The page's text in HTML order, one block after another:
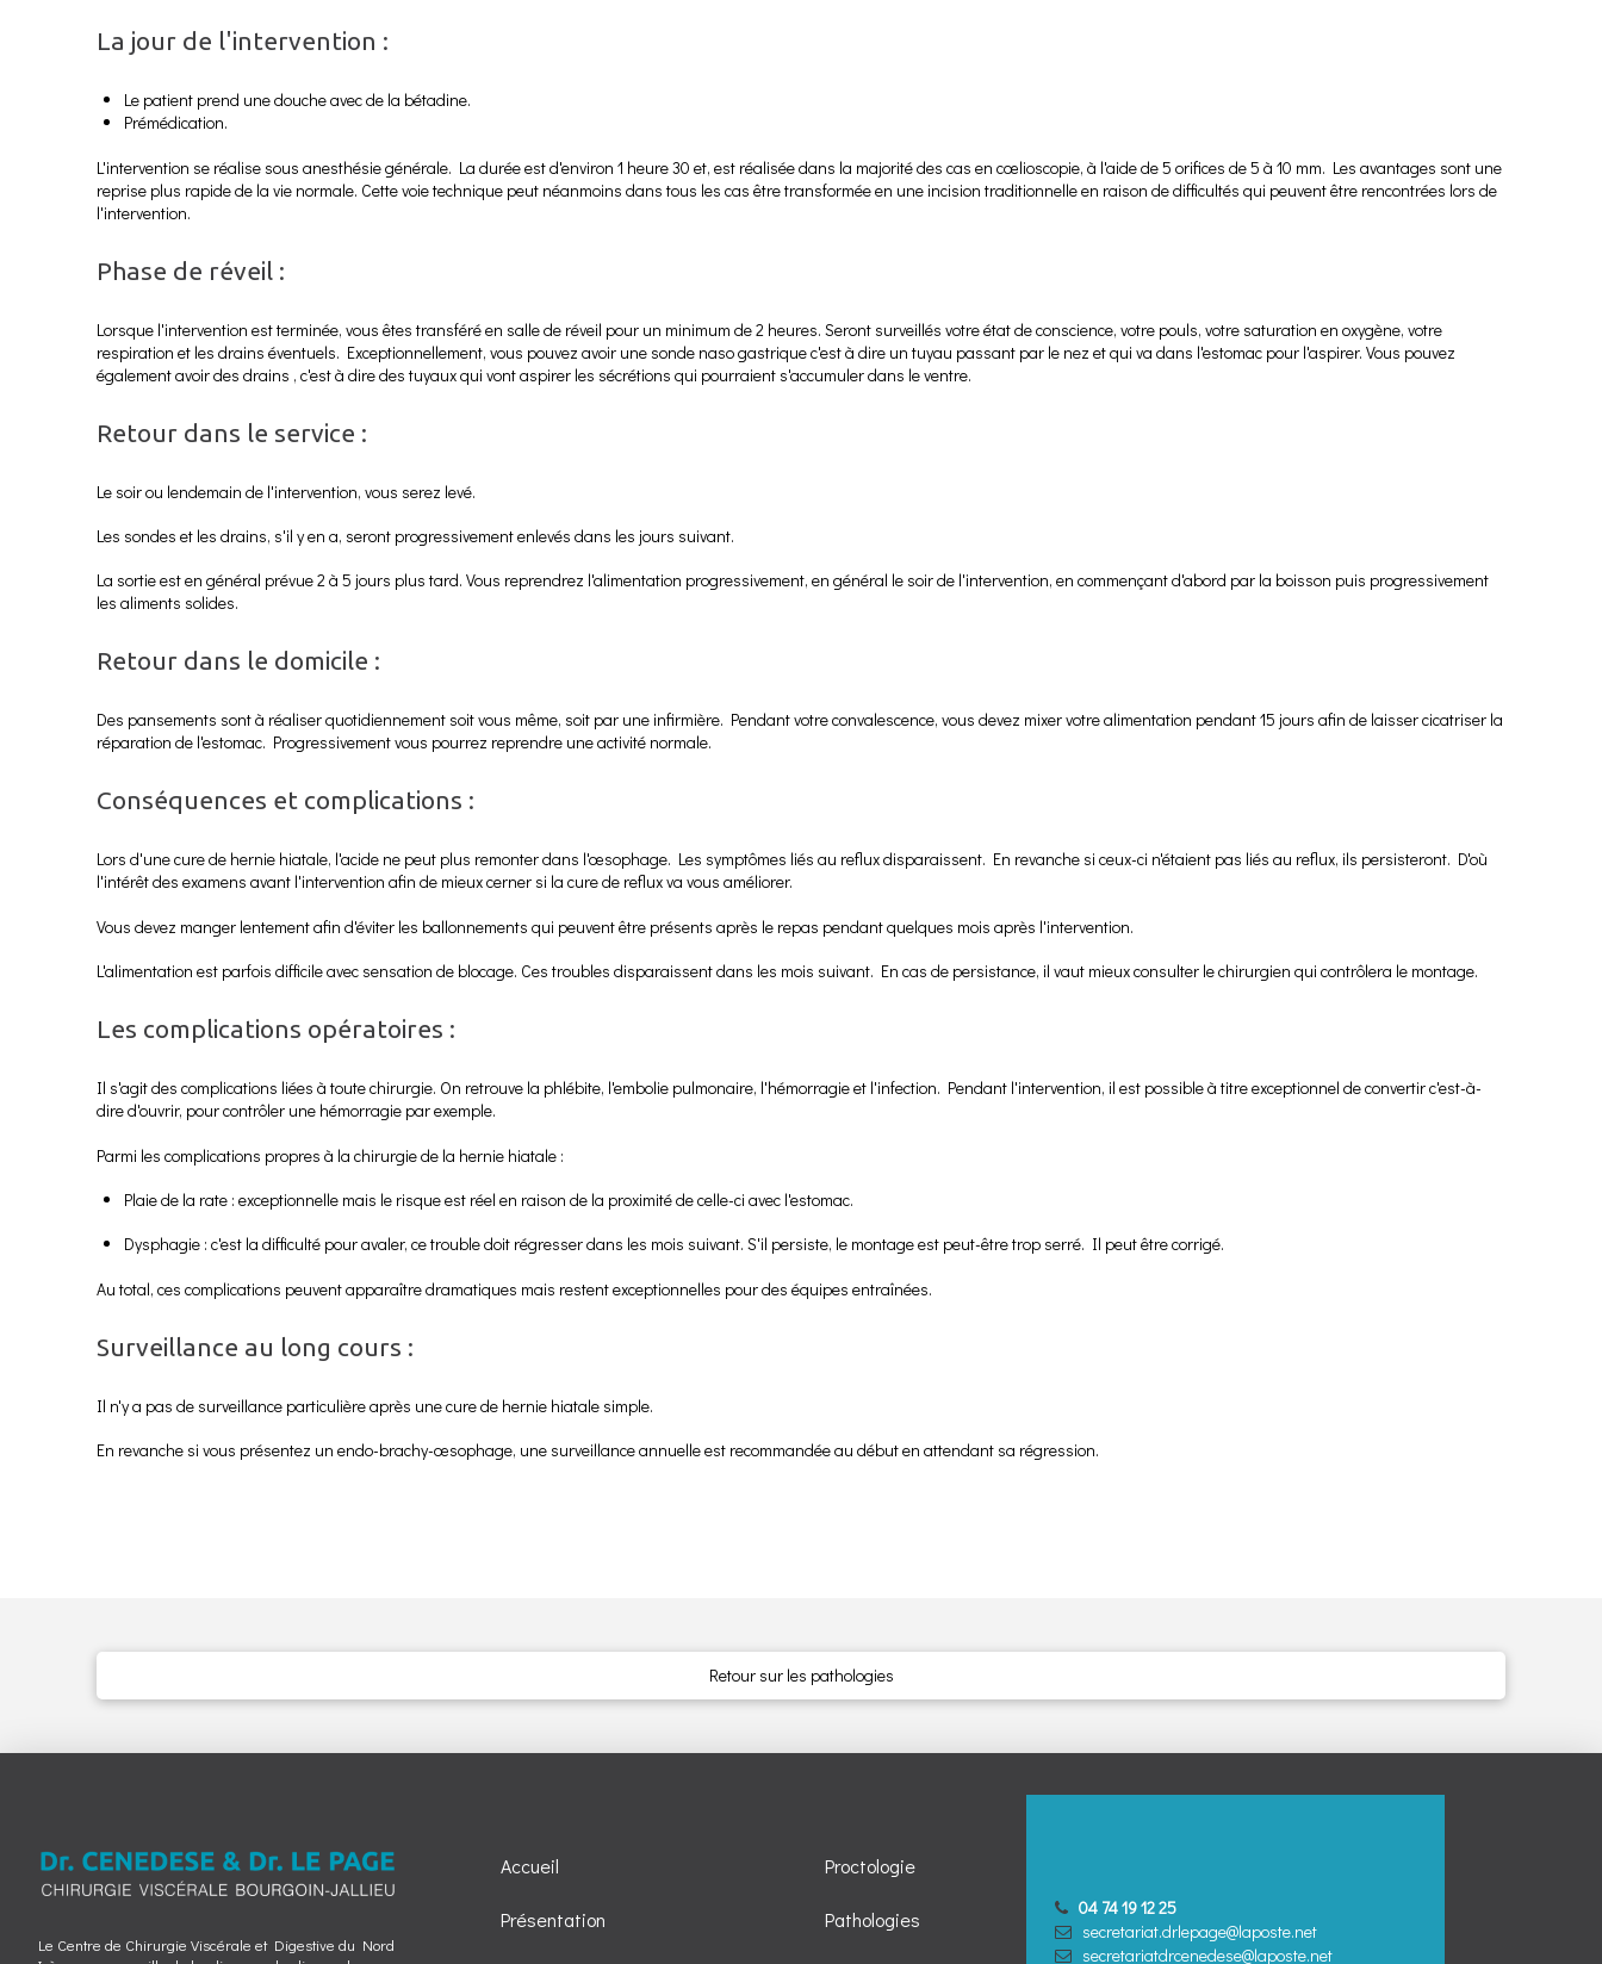
La jour de l'intervention :
Le patient prend une douche avec de la bétadine.
Prémédication.
L'intervention se réalise sous anesthésie générale. La durée est d'environ 1 heure 30 et, est réalisée dans la majorité des cas en cœlioscopie, à l'aide de 5 orifices de 5 à 10 mm. Les avantages sont une
reprise plus rapide de la vie normale. Cette voie technique peut néanmoins dans tous les cas être transformée en une incision traditionnelle en raison de difficultés qui peuvent être rencontrées lors de
l'intervention.
Phase de réveil :
Lorsque l'intervention est terminée, vous êtes transféré en salle de réveil pour un minimum de 2 heures. Seront surveillés votre état de conscience, votre pouls, votre saturation en oxygène, votre
respiration et les drains éventuels. Exceptionnellement, vous pouvez avoir une sonde naso gastrique c'est à dire un tuyau passant par le nez et qui va dans l'estomac pour l'aspirer. Vous pouvez
également avoir des drains , c'est à dire des tuyaux qui vont aspirer les sécrétions qui pourraient s'accumuler dans le ventre.
Retour dans le service :
Le soir ou lendemain de l'intervention, vous serez levé.
Les sondes et les drains, s'il y en a, seront progressivement enlevés dans les jours suivant.
La sortie est en général prévue 2 à 5 jours plus tard. Vous reprendrez l'alimentation progressivement, en général le soir de l'intervention, en commençant d'abord par la boisson puis progressivement
les aliments solides.
Retour dans le domicile :
Des pansements sont à réaliser quotidiennement soit vous même, soit par une infirmière. Pendant votre convalescence, vous devez mixer votre alimentation pendant 15 jours afin de laisser cicatriser la
réparation de l'estomac. Progressivement vous pourrez reprendre une activité normale.
Conséquences et complications :
Lors d'une cure de hernie hiatale, l'acide ne peut plus remonter dans l'œsophage. Les symptômes liés au reflux disparaissent. En revanche si ceux-ci n'étaient pas liés au reflux, ils persisteront. D'où
l'intérêt des examens avant l'intervention afin de mieux cerner si la cure de reflux va vous améliorer.
Vous devez manger lentement afin d'éviter les ballonnements qui peuvent être présents après le repas pendant quelques mois après l'intervention.
L'alimentation est parfois difficile avec sensation de blocage. Ces troubles disparaissent dans les mois suivant. En cas de persistance, il vaut mieux consulter le chirurgien qui contrôlera le montage.
Les complications opératoires :
Il s'agit des complications liées à toute chirurgie. On retrouve la phlébite, l'embolie pulmonaire, l'hémorragie et l'infection. Pendant l'intervention, il est possible à titre exceptionnel de convertir c'est-à-
dire d'ouvrir, pour contrôler une hémorragie par exemple.
Parmi les complications propres à la chirurgie de la hernie hiatale :
Plaie de la rate : exceptionnelle mais le risque est réel en raison de la proximité de celle-ci avec l'estomac.
Dysphagie : c'est la difficulté pour avaler, ce trouble doit régresser dans les mois suivant. S'il persiste, le montage est peut-être trop serré. Il peut être corrigé.
Au total, ces complications peuvent apparaître dramatiques mais restent exceptionnelles pour des équipes entraînées.
Surveillance au long cours :
Il n'y a pas de surveillance particulière après une cure de hernie hiatale simple.
En revanche si vous présentez un endo-brachy-œsophage, une surveillance annuelle est recommandée au début en attendant sa régression.
Retour sur les pathologies
Le Centre de Chirurgie Viscérale et Digestive du Nord
Accueil
Présentation
Proctologie
Pathologies
04 74 19 12 25
secretariat.drlepage@laposte.net
secretariatdrcenedese@laposte.net